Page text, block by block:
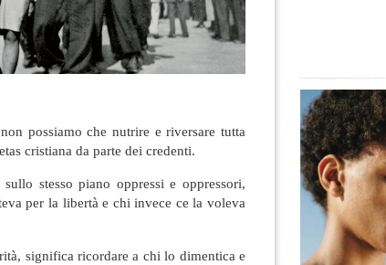
possiamo che nutrire e riversare tutta
cristiana da parte dei credenti.
stesso piano oppressi e oppressori,
per la libertà e chi invece ce la voleva
significa ricordare a chi lo dimentica e